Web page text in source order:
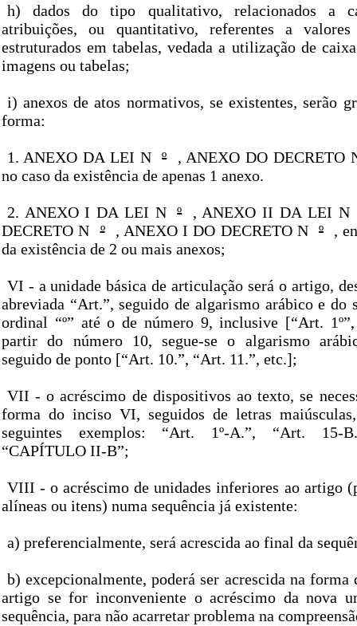
h) dados do tipo qualitativo, relacionados a
atribuições, ou quantitativo, referentes a valores
estruturados em tabelas, vedada a utilização de
imagens ou tabelas;
i) anexos de atos normativos, se existentes, serão
forma:
1. ANEXO DA LEI N º
, ANEXO DO DECRETO
no caso da existência de apenas 1 anexo.
2. ANEXO I DA LEI N º
, ANEXO II DA LEI N
DECRETO N
º , ANEXO I DO DECRETO N º
,
da existência de 2 ou mais anexos;
VI - a unidade básica de articulação será o artigo,
abreviada “Art.”, seguido de algarismo arábico e do
ordinal “º” até o de número 9, inclusive [“Art.
partir do número 10, segue-se o algarismo
seguido de ponto [“Art. 10.”, “Art. 11.”, etc.];
VII - o acréscimo de dispositivos ao texto, se
forma do inciso VI, seguidos de letras maiúsculas,
seguintes exemplos: “Art. 1º-A.”, “Art. 15-
“CAPÍTULO II-B”;
VIII - o acréscimo de unidades inferiores ao artigo
alíneas ou itens) numa sequência já existente:
a) preferencialmente, será acrescida ao final da
b) excepcionalmente, poderá ser acrescida na
artigo se for inconveniente o acréscimo da nova
sequência, para não acarretar problema na